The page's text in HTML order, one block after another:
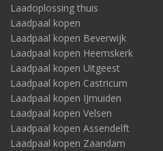
Laadoplossing thuis
Laadpaal kopen
Laadpaal kopen Beverwijk
Laadpaal kopen Heemskerk
Laadpaal kopen Uitgeest
Laadpaal kopen Castricum
Laadpaal kopen IJmuiden
Laadpaal kopen Velsen
Laadpaal kopen Assendelft
Laadpaal kopen Zaandam